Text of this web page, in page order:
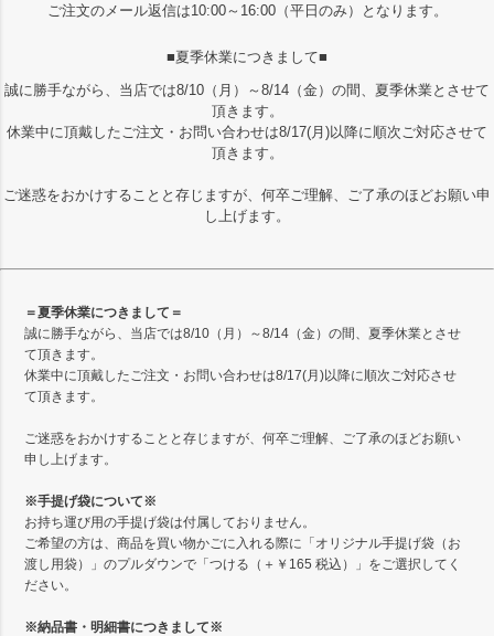
ご注文のメール返信は10:00～16:00（平日のみ）となります。
■夏季休業につきまして■
誠に勝手ながら、当店では8/10（月）～8/14（金）の間、夏季休業とさせて
頂きます。
休業中に頂戴したご注文・お問い合わせは8/17(月)以降に順次ご対応させて
頂きます。
ご迷惑をおかけすることと存じますが、何卒ご理解、ご了承のほどお願い申
し上げます。
＝夏季休業につきまして＝
誠に勝手ながら、当店では8/10（月）～8/14（金）の間、夏季休業とさせ
て頂きます。
休業中に頂戴したご注文・お問い合わせは8/17(月)以降に順次ご対応させ
て頂きます。
ご迷惑をおかけすることと存じますが、何卒ご理解、ご了承のほどお願い
申し上げます。
※手提げ袋について※
お持ち運び用の手提げ袋は付属しておりません。
ご希望の方は、商品を買い物かごに入れる際に「オリジナル手提げ袋（お
渡し用袋）」のプルダウンで「つける（＋￥165 税込）」をご選択してく
ださい。
※納品書・明細書につきまして※